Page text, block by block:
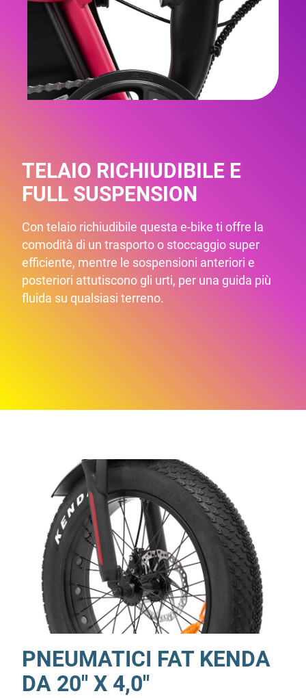
TELAIO RICHIUDIBILE E
FULL SUSPENSION
Con telaio richiudibile questa e-bike ti offre la
comodità di un trasporto o stoccaggio super
efficiente, mentre le sospensioni anteriori e
posteriori attutiscono gli urti, per una guida più
fluida su qualsiasi terreno.
PNEUMATICI FAT KENDA
DA 20" X 4,0"